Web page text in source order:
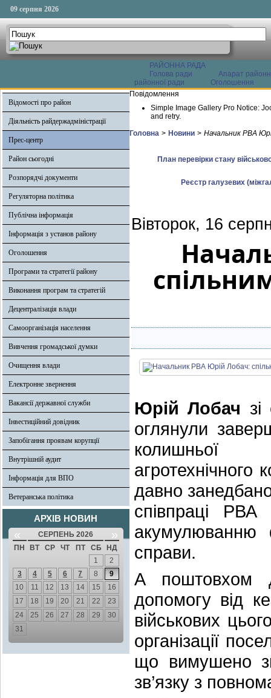
09 серпня 2026
РАЙОННА РАДА
Голова ради
Апарат
районної ради
Оголошення
Відомості про район
Діяльність райдержадміністрації
Прес-центр
Район сьогодні
Розпорядчі документи
Регуляторна політика
Публічна інформація
Інформація з установ району
Оголошення
Програми та стратегії району
Виконання програм та стратегій
Децентралізація влади
Самоорганізація населення
Вивчення громадської думки
Очищення влади
Електронне звернення
Вакансії державної служби
Інвестиційний довідник
Запобігання проявам корупції
Внутрішній аудит
Інформація для ВПО
Ветеранська політика
АРХІВ НОВИН
« СЕРПЕНЬ 2026 »
ПН ВТ СР ЧТ ПТ СБ
НД
1
2
3
4 5 6 7 8
9
10
11 12 13 14 15
16
17
18 19 20 21 22
23
24
25 26 27 28 29
30
31
Повідомлення
Simple Image Gallery Pro Notice:
and retry.
Головна > Новини > Начальник РВА
План перевірки стану
Реєстр галузевих
Вівторок, 16
Юрій Лобач
оглянули
колишньої
давно
співпраці РВА
акумулюванню
справи.
А поштовхом
допомогу від
військових
організації
що вимушено
зв’язку з